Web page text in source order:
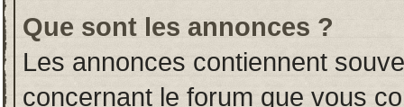
Que sont les annonces ?
Les annonces contiennent
concernant le forum que vous